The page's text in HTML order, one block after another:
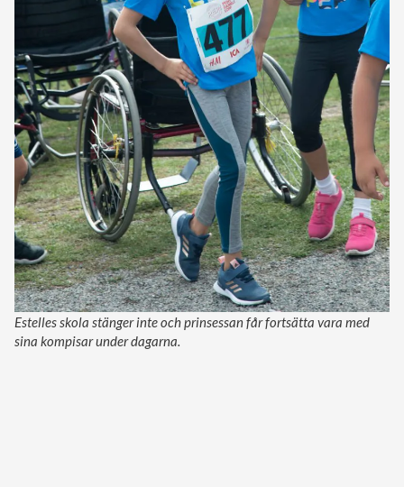
Estelles skola stänger inte och prinsessan får fortsätta vara med
sina kompisar under dagarna.